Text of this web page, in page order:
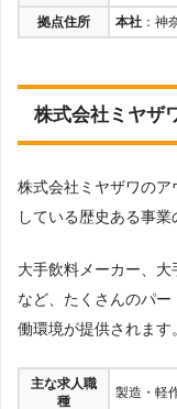
拠点住所
本社 ：神
株式会社ミヤザ
株式会社ミヤザワのア
している歴史ある事業
大手飲料メーカー、
など、たくさんのパ
働環境が提供されます。
主な求人職
種
製造・軽